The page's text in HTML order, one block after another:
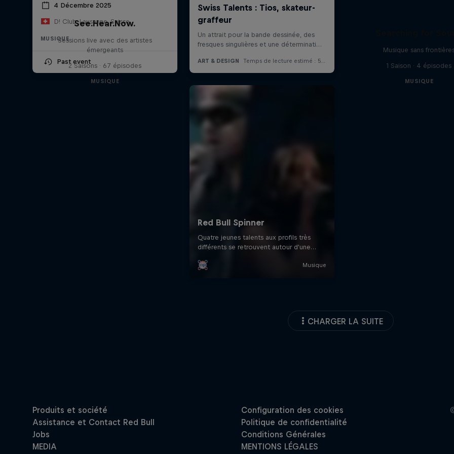
4 Décembre 2025
D! Club, Lausanne, Suisse
MUSIQUE
Past event
See.Hear.Now.
Sessions live avec des artistes
émergeants
2 Saisons · 67 épisodes
MUSIQUE
Musique sans
1 Saison · 4 épisodes
MUSIQUE
CHARGER LA SUITE